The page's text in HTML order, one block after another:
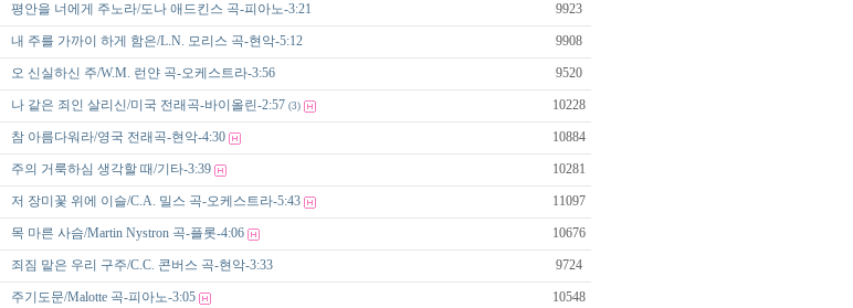
평안을 너에게 주노라/도나 애드킨스 곡-피아노-3:21 9923
내 주를 가까이 하게 함은/L.N. 모리스 곡-현악-5:12 9908
오 신실하신 주/W.M. 런얀 곡-오케스트라-3:56 9520
나 같은 죄인 살리신/미국 전래곡-바이올린-2:57 (3) 10228
참 아름다워라/영국 전래곡-현악-4:30 10884
주의 거룩하심 생각할 때/기타-3:39 10281
저 장미꽃 위에 이슬/C.A. 밀스 곡-오케스트라-5:43 11097
목 마른 사슴/Martin Nystron 곡-플롯-4:06 10676
죄짐 맡은 우리 구주/C.C. 콘버스 곡-현악-3:33 9724
주기도문/Malotte 곡-피아노-3:05 10548